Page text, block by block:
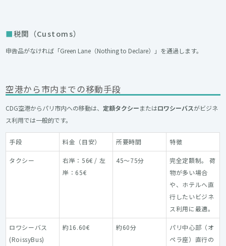
税関（Customs）
申告品がなければ「Green Lane（Nothing to Declare）」を通過します。
空港から市内までの移動手段
CDG空港からパリ市内への移動は、 定額タクシーまたはロワシーバスがビジネ
ス利用では一般的です。
手段 料金（目安） 所要時間 特徴
タクシー
右岸：56€ / 左
岸：65€
45〜75分
完全定額制。 荷
物が多い場合
や、ホテルへ直
行したいビジネ
ス利用に最適。
ロワシーバス
(RoissyBus)
約16.60€ 約60分
パリ中心部（オ
ペラ座）直行の